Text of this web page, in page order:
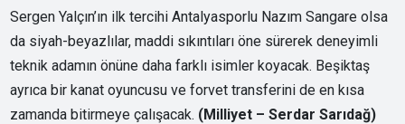
Sergen Yalçın’ın ilk tercihi Antalyasporlu Nazım Sangare olsa
da siyah-beyazlılar, maddi sıkıntıları öne sürerek deneyimli
teknik adamın önüne daha farklı isimler koyacak. Beşiktaş
ayrıca bir kanat oyuncusu ve forvet transferini de en kısa
zamanda bitirmeye çalışacak. (Milliyet – Serdar Sarıdağ)